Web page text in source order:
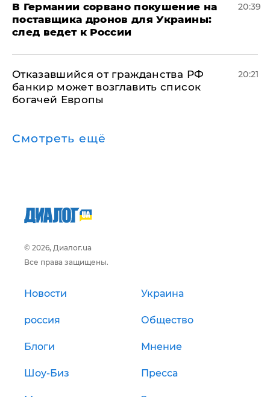
​В Германии сорвано покушение на
поставщика дронов для Украины:
след ведет к России
20:39
Отказавшийся от гражданства РФ
банкир может возглавить список
богачей Европы
20:21
Смотреть ещё
© 2026, Диалог.ua
Все права защищены.
Новости Украина
россия Общество
Блоги Мнение
Шоу-Биз Пресса